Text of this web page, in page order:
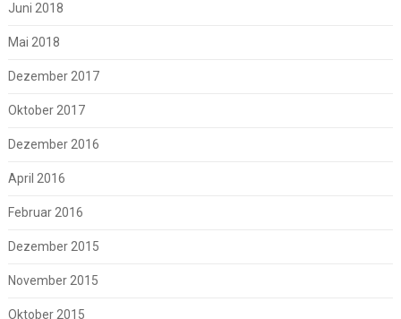
Juni 2018
Mai 2018
Dezember 2017
Oktober 2017
Dezember 2016
April 2016
Februar 2016
Dezember 2015
November 2015
Oktober 2015